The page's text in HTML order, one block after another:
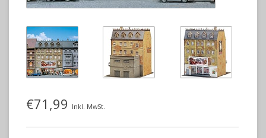
€71,99 Inkl. MwSt.